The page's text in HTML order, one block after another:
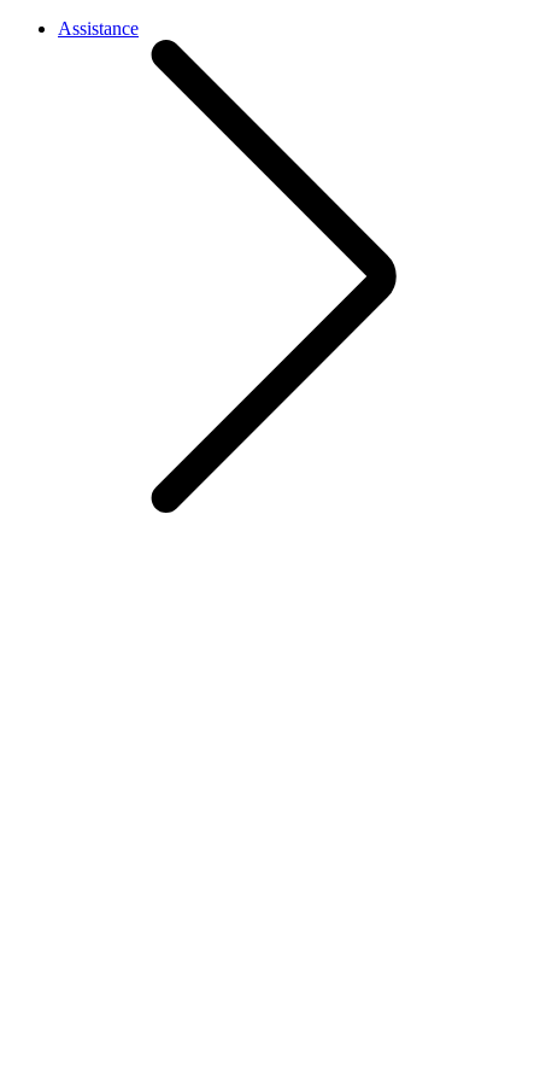
Assistance